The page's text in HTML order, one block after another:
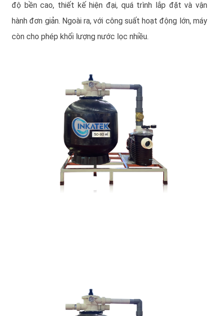
độ bền cao, thiết kế hiện đại, quá trình lắp đặt và vận
hành đơn giản. Ngoài ra, với công suất hoạt động lớn, máy
còn cho phép khối lượng nước lọc nhiều.